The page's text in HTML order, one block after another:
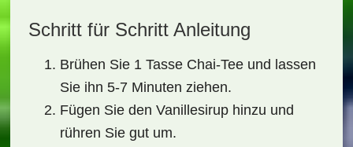
Schritt für Schritt Anleitung
Brühen Sie 1 Tasse Chai-Tee und lassen
Sie ihn 5-7 Minuten ziehen.
Fügen Sie den Vanillesirup hinzu und
rühren Sie gut um.